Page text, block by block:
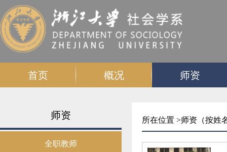
首页 概况 师资
师资
全职教师
所在位置 >师资（按姓